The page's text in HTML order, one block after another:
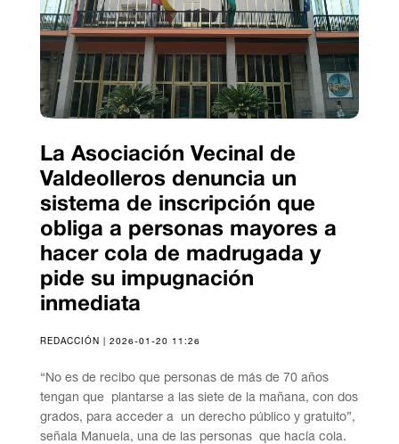
La Asociación Vecinal de
Valdeolleros denuncia un
sistema de inscripción que
obliga a personas mayores a
hacer cola de madrugada y
pide su impugnación
inmediata
REDACCIÓN | 2026-01-20 11:26
“No es de recibo que personas de más de 70 años
tengan que plantarse a las siete de la mañana, con dos
grados, para acceder a un derecho público y gratuito”,
señala Manuela, una de las personas que hacía cola.